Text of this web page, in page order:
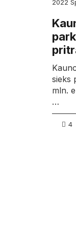
2022
sieks
mln.
…
4